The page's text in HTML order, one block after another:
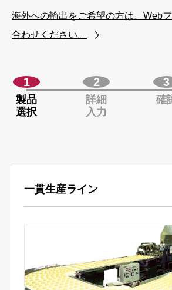
海外への輸出をご希望の方は、Web
合わせください。
1
製品
選択
2
詳細
入力
3
確
一貫生産ライン